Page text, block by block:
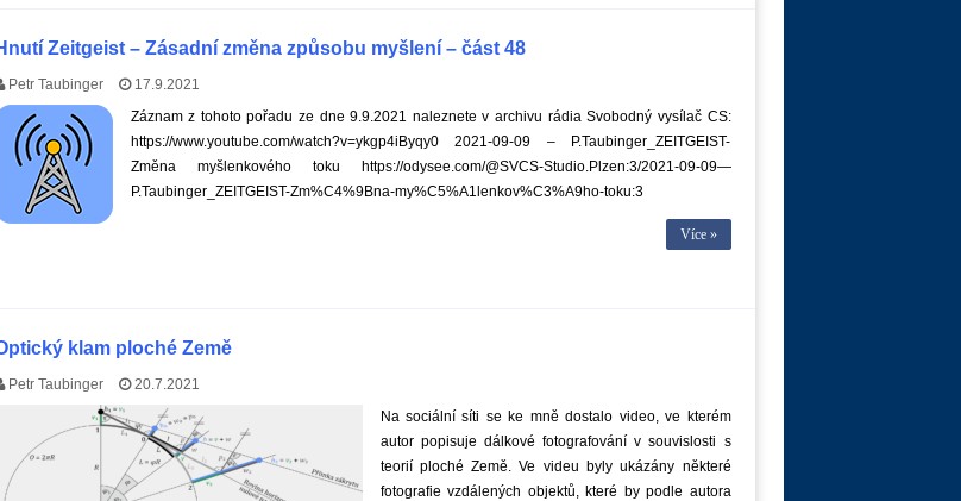
Zeitgeist – Zásadní změna způsobu myšlení – část 48
Petr Taubinger
17.9.2021
Záznam z tohoto pořadu ze dne 9.9.2021 naleznete v archivu rádia Svobodný vysílač CS:
https://www.youtube.com/watch?v=ykgp4iByqy0 2021-09-09 – P.Taubinger_ZEITGEIST-
Změna myšlenkového toku https://odysee.com/@SVCS-Studio.Plzen:3/2021-09-09—
P.Taubinger_ZEITGEIST-Zm%C4%9Bna-my%C5%A1lenkov%C3%A9ho-toku:3
Více »
klam ploché Země
Petr Taubinger
20.7.2021
Na sociální síti se ke mně dostalo video, ve kterém
autor popisuje dálkové fotografování v souvislosti s
teorií ploché Země. Ve videu byly ukázány některé
fotografie vzdálených objektů, které by podle autora